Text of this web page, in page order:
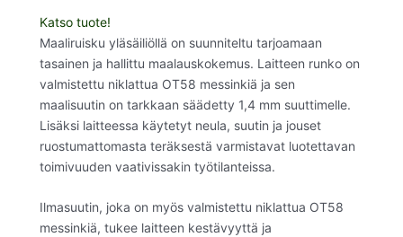
Katso tuote!
Maaliruisku yläsäiliöllä on suunniteltu tarjoamaan
tasainen ja hallittu maalauskokemus. Laitteen runko on
valmistettu niklattua OT58 messinkiä ja sen
maalisuutin on tarkkaan säädetty 1,4 mm suuttimelle.
Lisäksi laitteessa käytetyt neula, suutin ja jouset
ruostumattomasta teräksestä varmistavat luotettavan
toimivuuden vaativissakin työtilanteissa.
Ilmasuutin, joka on myös valmistettu niklattua OT58
messinkiä, tukee laitteen kestävyyttä ja